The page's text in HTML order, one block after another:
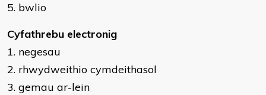
5. bwlio
Cyfathrebu electronig
1. negesau
2. rhwydweithio cymdeithasol
3. gemau ar-lein